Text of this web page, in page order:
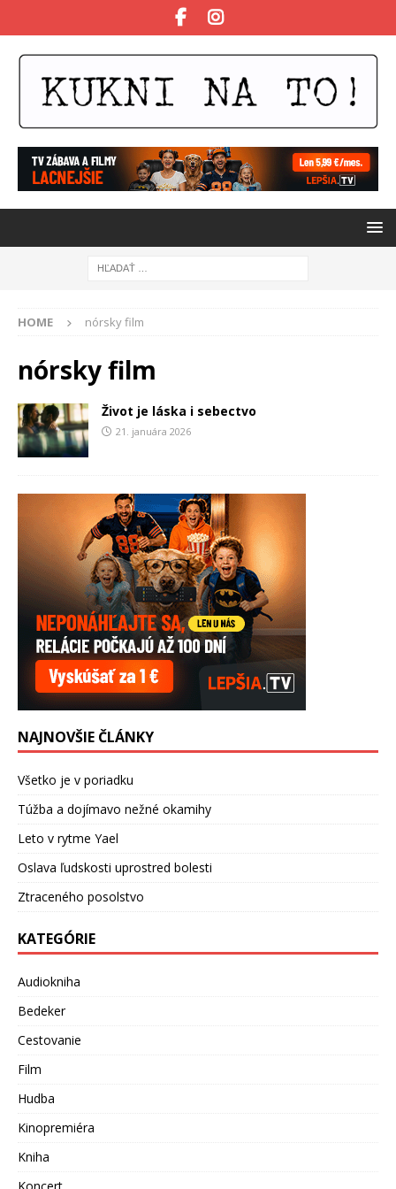
HOME nórsky film
nórsky film
Život je láska i sebectvo
21. januára 2026
NAJNOVŠIE ČLÁNKY
Všetko je v poriadku
Túžba a dojímavo nežné okamihy
Leto v rytme Yael
Oslava ľudskosti uprostred bolesti
Ztraceného posolstvo
KATEGÓRIE
Audiokniha
Bedeker
Cestovanie
Film
Hudba
Kinopremiéra
Kniha
Koncert